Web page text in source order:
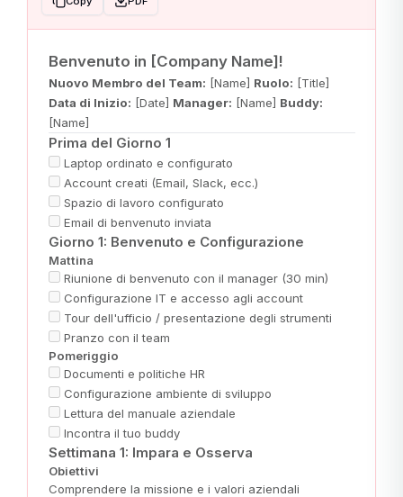
Benvenuto in [Company Name]!
Nuovo Membro del Team: [Name] Ruolo: [Title]
Data di Inizio: [Date] Manager: [Name] Buddy:
[Name]
Prima del Giorno 1
Laptop ordinato e configurato
Account creati (Email, Slack, ecc.)
Spazio di lavoro configurato
Email di benvenuto inviata
Giorno 1: Benvenuto e Configurazione
Mattina
Riunione di benvenuto con il manager (30 min)
Configurazione IT e accesso agli account
Tour dell'ufficio / presentazione degli strumenti
Pranzo con il team
Pomeriggio
Documenti e politiche HR
Configurazione ambiente di sviluppo
Lettura del manuale aziendale
Incontra il tuo buddy
Settimana 1: Impara e Osserva
Obiettivi
Comprendere la missione e i valori aziendali